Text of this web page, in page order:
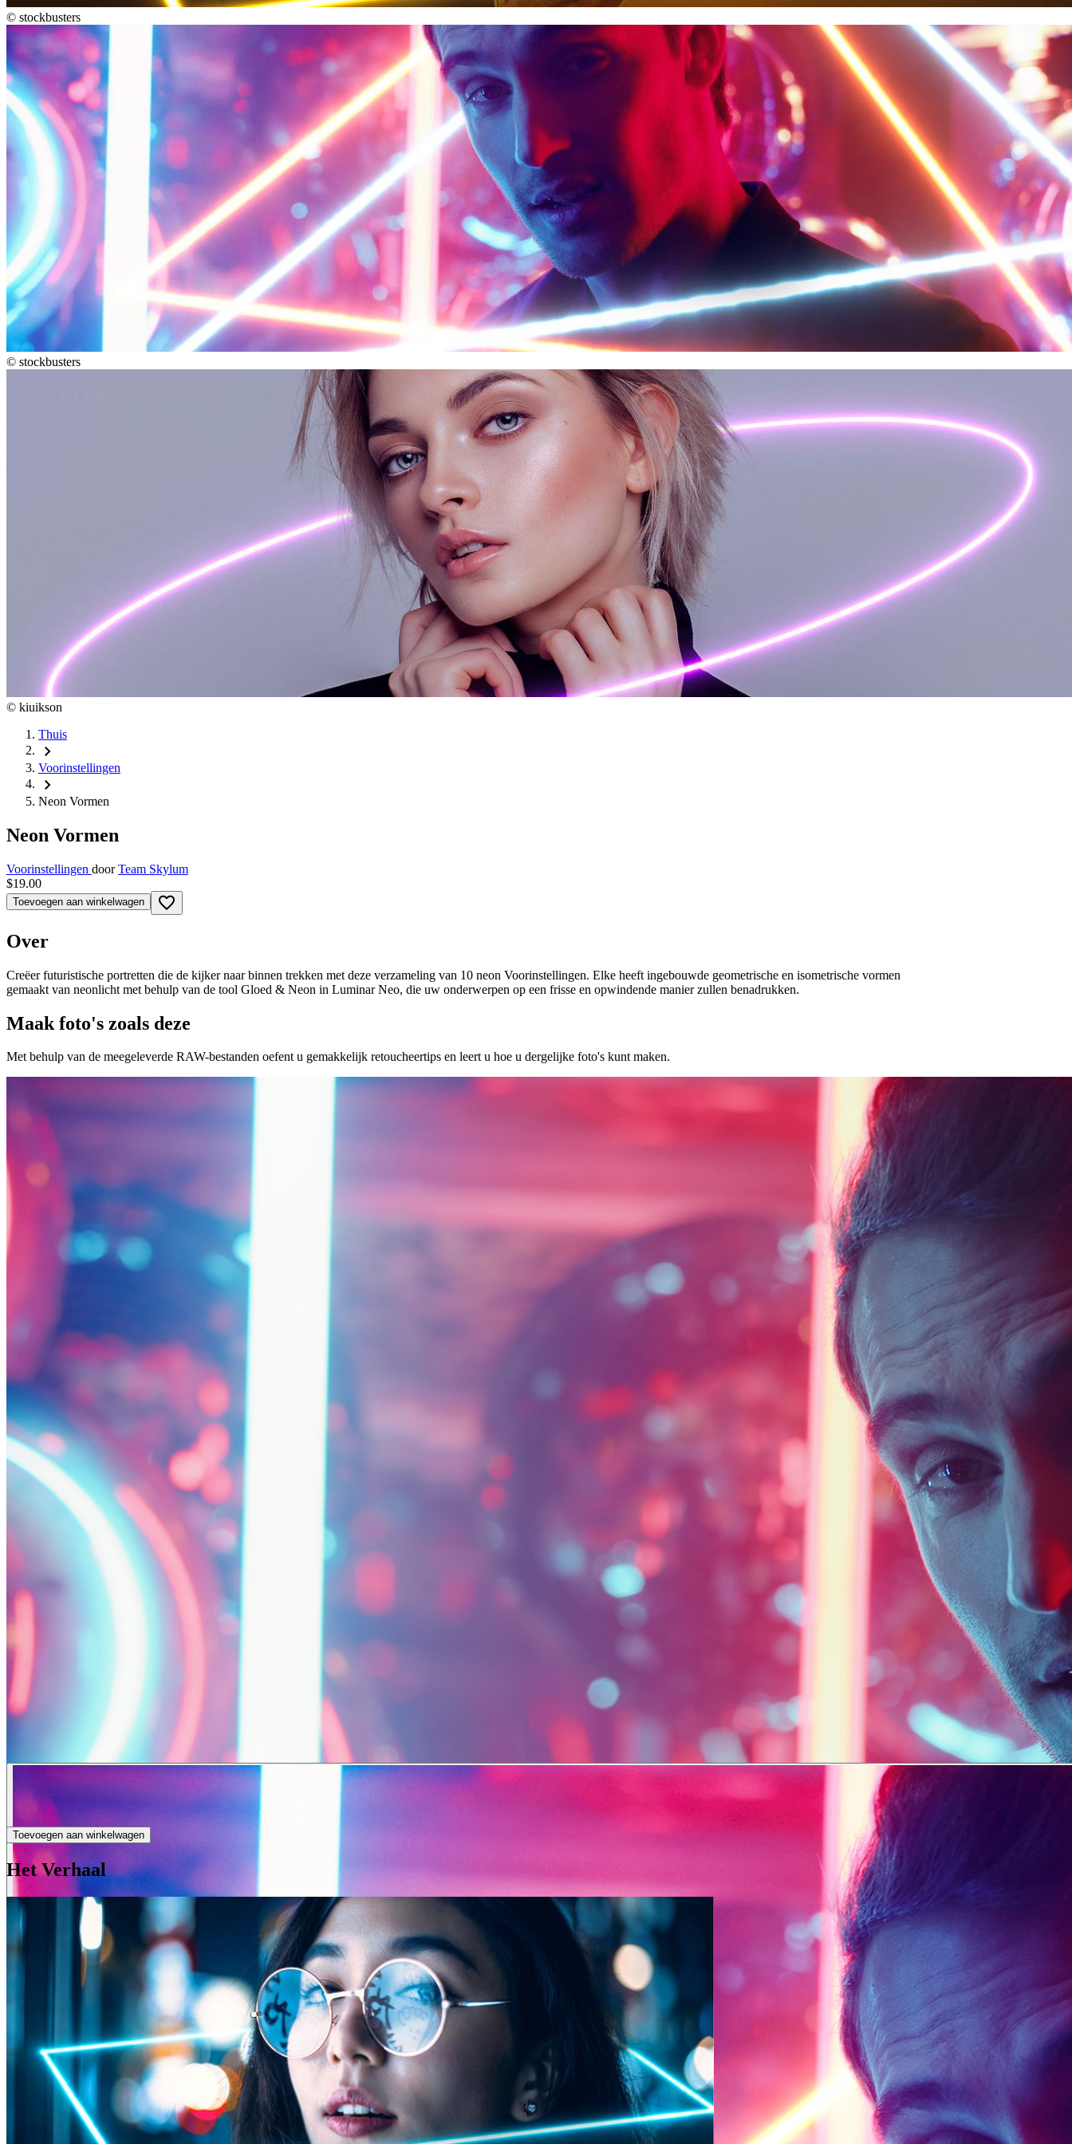
© stockbusters
© stockbusters
© kiuikson
Thuis
chevron_right
Voorinstellingen
chevron_right
Neon Vormen
Neon Vormen
Voorinstellingen door Team Skylum
$19.00
Toevoegen aan winkelwagen favorite_border
Over
Creëer futuristische portretten die de kijker naar binnen trekken met deze verzameling van 10 neon Voorinstellingen. Elke heeft ingebouwde geometrische en isometrische vormen
gemaakt van neonlicht met behulp van de tool Gloed & Neon in Luminar Neo, die uw onderwerpen op een frisse en opwindende manier zullen benadrukken.
Maak foto's zoals deze
Met behulp van de meegeleverde RAW-bestanden oefent u gemakkelijk retoucheertips en leert u hoe u dergelijke foto's kunt maken.
Toevoegen aan winkelwagen
Het Verhaal